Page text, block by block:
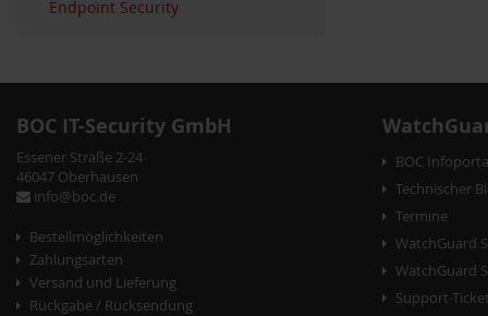
Endpoint Security
BOC IT-Security GmbH
Essener Straße 2-24
46047 Oberhausen
info@boc.de
Bestellmöglichkeiten
Zahlungsarten
Versand und Lieferung
Rückgabe / Rücksendung
BOC
Technischer
Termine
WatchGuard
WatchGuard
Support-